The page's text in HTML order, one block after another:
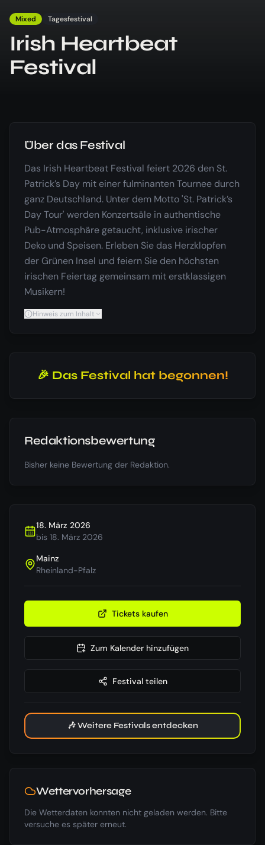
Mixed Tagesfestival
Irish Heartbeat
Festival
Über das Festival
Das Irish Heartbeat Festival feiert 2026 den St.
Patrick’s Day mit einer fulminanten Tournee durch
ganz Deutschland. Unter dem Motto 'St. Patrick’s
Day Tour' werden Konzertsäle in authentische
Pub-Atmosphäre getaucht, inklusive irischer
Deko und Speisen. Erleben Sie das Herzklopfen
der Grünen Insel und feiern Sie den höchsten
irischen Feiertag gemeinsam mit erstklassigen
Musikern!
Hinweis zum Inhalt
🎉 Das Festival hat begonnen!
Redaktionsbewertung
Bisher keine Bewertung der Redaktion.
18. März 2026
bis 18. März 2026
Mainz
Rheinland-Pfalz
Tickets kaufen
Zum Kalender hinzufügen
Festival teilen
🎶 Weitere Festivals entdecken
Wettervorhersage
Die Wetterdaten konnten nicht geladen werden. Bitte
versuche es später erneut.